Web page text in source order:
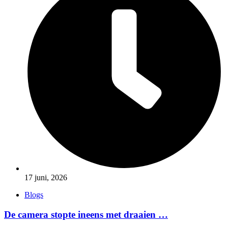
17 juni, 2026
Blogs
De camera stopte ineens met draaien …